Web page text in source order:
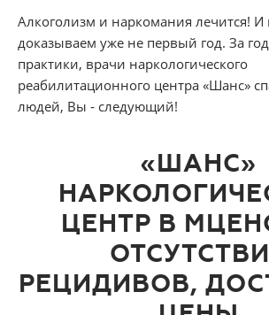
Алкоголизм и наркомания лечится! И
доказываем уже не первый год. За
практики, врачи наркологического
реабилитационного центра «Шанс»
людей, Вы ‑ следующий!
«ШАНС»
ЦЕНТР В
РЕЦИДИВОВ,